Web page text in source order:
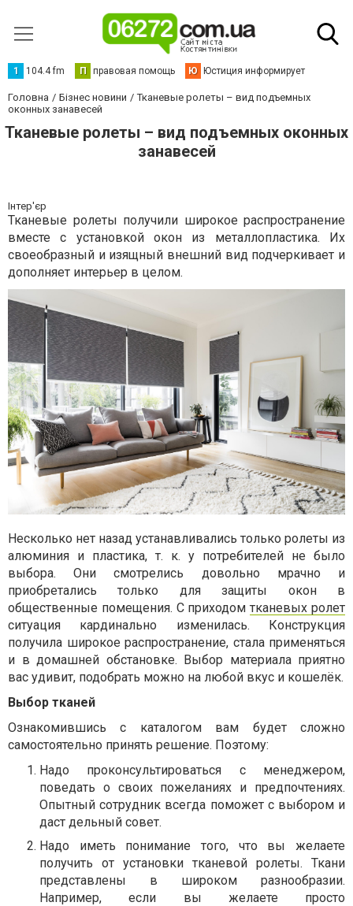
1 104.4 fm П правовая помощь Ю Юстиция информирует
Головна Бізнес новини
Тканевые ролеты – вид подъемных
оконных занавесей
Тканевые ролеты – вид подъемных оконных
занавесей
Інтер'єр
Тканевые ролеты получили широкое распространение
вместе с установкой окон из металлопластика. Их
своеобразный и изящный внешний вид подчеркивает и
дополняет интерьер в целом.
Несколько нет назад устанавливались только ролеты из
алюминия и пластика, т. к. у потребителей не было
выбора. Они смотрелись довольно мрачно и
приобретались только для защиты окон в
общественные помещения. С приходомтканевых ролет
ситуация кардинально изменилась. Конструкция
получила широкое распространение, стала применяться
и в домашней обстановке. Выбор материала приятно
вас удивит, подобрать можно на любой вкус и кошелёк.
Выбор тканей
Ознакомившись с каталогом вам будет сложно
самостоятельно принять решение. Поэтому:
Надо проконсультироваться с менеджером,
поведать о своих пожеланиях и предпочтениях.
Опытный сотрудник всегда поможет с выбором и
даст дельный совет.
Надо иметь понимание того, что вы желаете
получить от установки тканевой ролеты. Ткани
представлены в широком разнообразии.
Например, если вы желаете просто